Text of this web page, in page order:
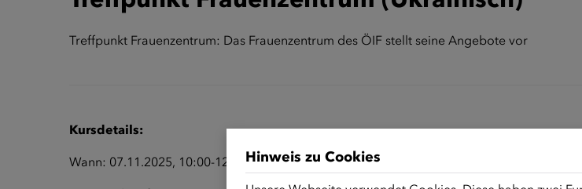
Treffpunkt Frauenzentrum: Das Frauenzentrum des ÖIF stellt seine Angebote vor
Kursdetails:
Wann: 07.11.2025, 10:00-12:00 UhrHinweis zu Cookies